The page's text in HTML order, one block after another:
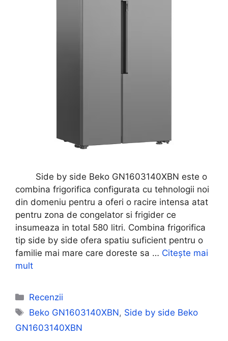
Side by side Beko GN1603140XBN este o
combina frigorifica configurata cu tehnologii noi
din domeniu pentru a oferi o racire intensa atat
pentru zona de congelator si frigider ce
insumeaza in total 580 litri. Combina frigorifica
tip side by side ofera spatiu suficient pentru o
familie mai mare care doreste sa … Citește mai
mult
Categorii
Recenzii
Etichete
Beko GN1603140XBN, Side by side Beko
GN1603140XBN